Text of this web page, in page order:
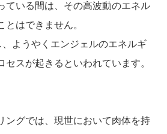
ている間は、その高波動のエネル
とはできません。
、ようやくエンジェルのエネルギ
セスが起きるといわれています。
ングでは、現世において肉体を持